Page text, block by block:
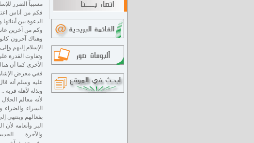
مسبباً الضرر
فكم من أناس
الدعوة بين أبنائها
وكم من آخرين
وهناك آخرون
الإسلام إليهم
وتفاوت القدرة
الأخرى كما أن
ففي معرض
عليه وسلم أنه
وبذله لأهله قربة ..
لأنه معالم
السراء والضراء
بفعالهم وينتهي
البر وأنعامه
والآخرة ...